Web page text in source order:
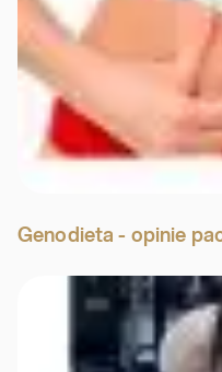
Genodieta - opinie